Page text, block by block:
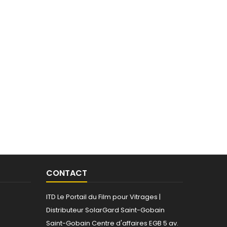
CONTACT
ITD Le Portail du Film pour Vitrages |
Distributeur SolarGard Saint-Gobain
Saint-Gobain Centre d'affaires EGB 5 av.